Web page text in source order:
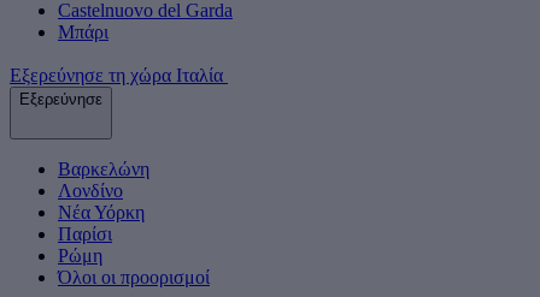
Castelnuovo del Garda
Μπάρι
Εξερεύνησε τη χώρα Ιταλία
Εξερεύνησε
Βαρκελώνη
Λονδίνο
Νέα Υόρκη
Παρίσι
Ρώμη
Όλοι οι προορισμοί